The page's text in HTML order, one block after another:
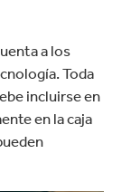
a los
Toda
incluirse en
en la caja